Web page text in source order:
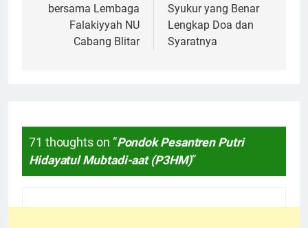
bersama Lembaga
Falakiyyah NU
Cabang Blitar
Syukur yang Benar
Lengkap Doa dan
Syaratnya
71 thoughts on “Pondok Pesantren Putri
Hidayatul Mubtadi-aat (P3HM)”